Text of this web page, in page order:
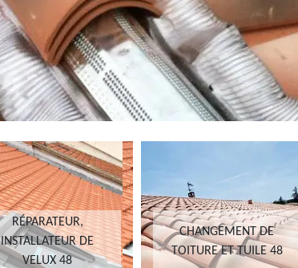
RÉPARATEUR,
INSTALLATEUR DE
VELUX 48
CHANGEMENT DE
TOITURE ET TUILE 48